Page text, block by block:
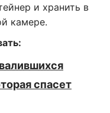
и хранить в
камере.
спасет